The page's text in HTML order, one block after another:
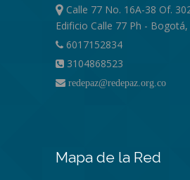
Calle 77 No. 16A-38 Of.
Edificio Calle 77 Ph -
6017152834
3104868523
redepaz@redepaz.org.co
Mapa de la Red